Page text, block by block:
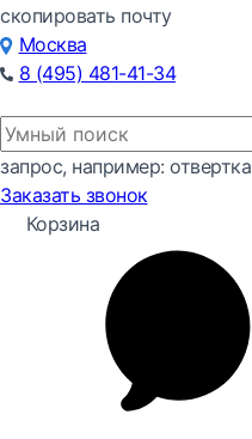
скопировать почту
Москва
8 (495) 481-41-34
запрос, например: отвертка
Заказать звонок
Корзина